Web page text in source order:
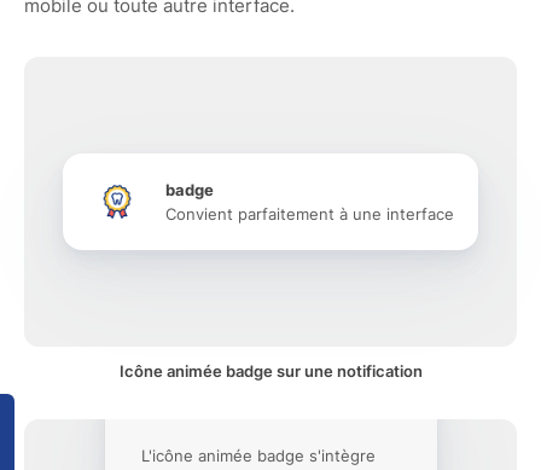
mobile ou toute autre interface.
badge
Convient parfaitement à une interface
Icône animée badge sur une notification
L'icône animée badge s'intègre